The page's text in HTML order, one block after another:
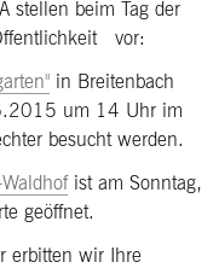
stellen beim Tag der
vor:
in Breitenbach
um 14 Uhr im
besucht werden.
ist am Sonntag,
geöffnet.
erbitten wir Ihre